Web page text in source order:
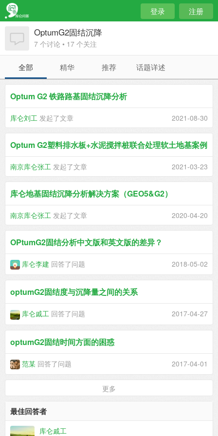
登录 注册
OptumG2固结沉降
7 个讨论 • 17 个关注
全部 精华 推荐 话题详述
Optum G2 铁路路基固结沉降分析
库仑刘工 发起了文章 2021-08-30
Optum G2塑料排水板+水泥搅拌桩联合处理软土地基案例
南京库仑张工 发起了文章 2021-03-23
库仑地基固结沉降分析解决方案（GEO5&G2）
南京库仑张工 发起了文章 2020-04-20
OPtumG2固结分析中文版和英文版的差异？
库仑李建 回答了问题 2018-05-02
optumG2固结度与沉降量之间的关系
库仑戚工 回答了问题 2017-04-27
optumG2固结时间方面的困惑
范某 回答了问题 2017-04-01
更多
最佳回答者
库仑戚工